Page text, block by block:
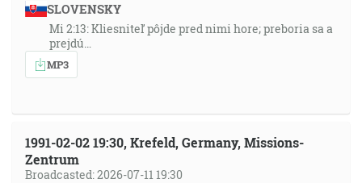
SLOVENSKY
Mi 2:13: Kliesniteľ pôjde pred nimi hore; preboria sa a
prejdú…
MP3
1991-02-02 19:30, Krefeld, Germany, Missions-
Zentrum
Broadcasted: 2026-07-11 19:30